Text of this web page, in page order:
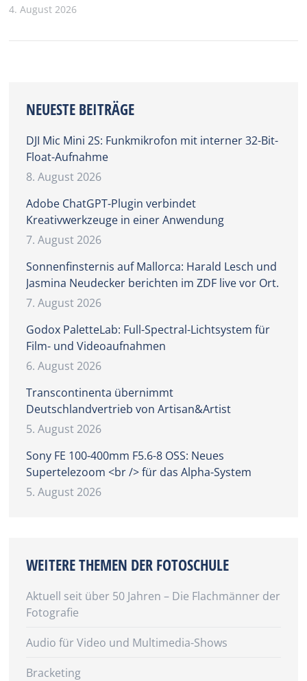
4. August 2026
NEUESTE BEITRÄGE
DJI Mic Mini 2S: Funkmikrofon mit interner 32-Bit-
Float-Aufnahme
8. August 2026
Adobe ChatGPT-Plugin verbindet
Kreativwerkzeuge in einer Anwendung
7. August 2026
Sonnenfinsternis auf Mallorca: Harald Lesch und
Jasmina Neudecker berichten im ZDF live vor Ort.
7. August 2026
Godox PaletteLab: Full-Spectral-Lichtsystem für
Film- und Videoaufnahmen
6. August 2026
Transcontinenta übernimmt
Deutschlandvertrieb von Artisan&Artist
5. August 2026
Sony FE 100-400mm F5.6-8 OSS: Neues
Supertelezoom <br /> für das Alpha-System
5. August 2026
WEITERE THEMEN DER FOTOSCHULE
Aktuell seit über 50 Jahren – Die Flachmänner der
Fotografie
Audio für Video und Multimedia-Shows
Bracketing